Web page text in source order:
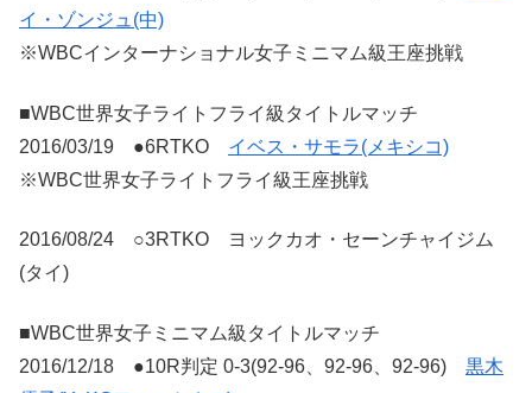
イ・ゾンジュ(中)
※WBCインターナショナル女子ミニマム級王座挑戦
■WBC世界女子ライトフライ級タイトルマッチ
2016/03/19 ●6RTKO イベス・サモラ(メキシコ)
※WBC世界女子ライトフライ級王座挑戦
2016/08/24 ○3RTKO ヨックカオ・セーンチャイジム
(タイ)
■WBC世界女子ミニマム級タイトルマッチ
2016/12/18 ●10R判定 0-3(92-96、92-96、92-96) 黒木